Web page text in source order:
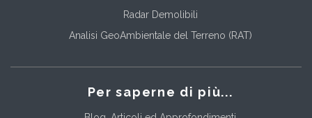
Radar Demolibili
Analisi GeoAmbientale del Terreno (RAT)
Per saperne di più...